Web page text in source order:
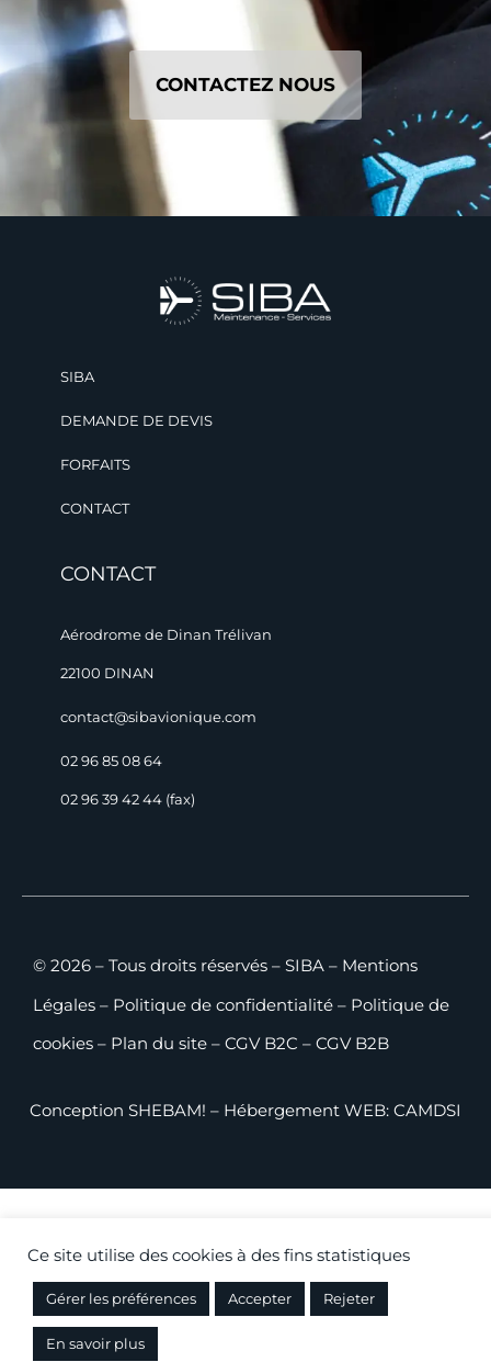
CONTACTEZ NOUS
SIBA
DEMANDE DE DEVIS
FORFAITS
CONTACT
CONTACT
Aérodrome de Dinan Trélivan
22100 DINAN
contact@sibavionique.com
02 96 85 08 64
02 96 39 42 44 (fax)
© 2026 – Tous droits réservés – SIBA – Mentions
Légales – Politique de confidentialité – Politique de
cookies – Plan du site – CGV B2C – CGV B2B
Conception SHEBAM! – Hébergement WEB: CAMDSI
Ce site utilise des cookies à des fins statistiques
Gérer les préférences Accepter Rejeter
En savoir plus